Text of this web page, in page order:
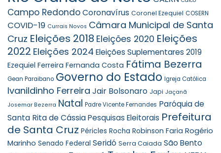
Campo RedondoCoronavírus Coronel Ezequiel COSERN
COVID-19 Currais Novos Câmara Municipal de Santa
Cruz Eleições 2018 Eleições 2020 Eleições
2022 Eleições 2024 Eleições Suplementares 2019
Ezequiel Ferreira Fernanda Costa Fátima Bezerra
Gean Paraibano Governo do Estado Igreja Católica
Ivanildinho Ferreira Jair Bolsonaro Japi Jaçanã
Josemar Bezerra Natal Padre Vicente Fernandes Paróquia de
Santa Rita de CássiaPesquisas Eleitorais Prefeitura
de Santa Cruz Péricles Rocha Robinson Faria Rogério
Marinho Senado Federal Seridó Serra Caiada São Bento